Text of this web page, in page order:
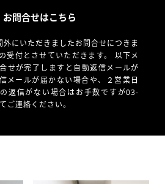
お問合せはこちら
にいただきましたお問合せにつきま
受付とさせていただきます。 以下メ
せが完了しますと自動返信メールが
メールが届かない場合や、
２営業日
返信がない場合はお手数ですが03-
連絡ください。